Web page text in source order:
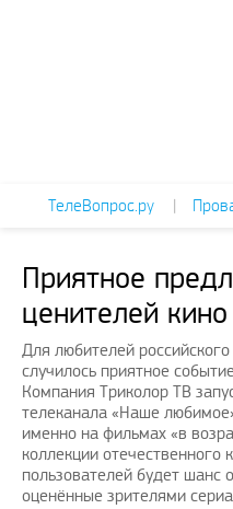
ТелеВопрос.ру |
Приятное
ценителей кино
Для любителей
случилось приятное
Компания Триколор ТВ
телеканала «Наше
именно на фильмах «в
коллекции отечественного
пользователей будет шанс
оценённые зрителями